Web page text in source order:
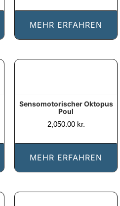
MEHR ERFAHREN
Sensomotorischer Oktopus
Poul
2,050.00 kr.
MEHR ERFAHREN